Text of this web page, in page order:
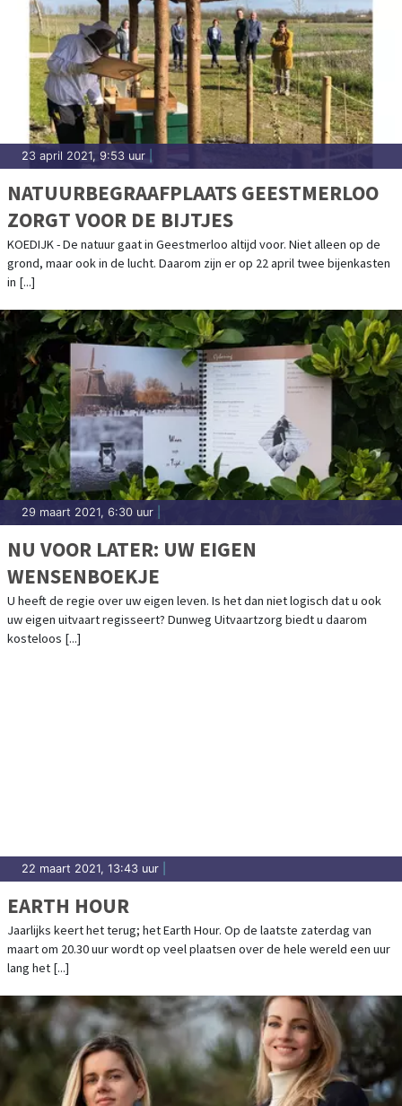
23 april 2021, 9:53 uur
NATUURBEGRAAFPLAATS GEESTMERLOO
ZORGT VOOR DE BIJTJES
KOEDIJK - De natuur gaat in Geestmerloo altijd voor. Niet alleen op de
grond, maar ook in de lucht. Daarom zijn er op 22 april twee bijenkasten
in [...]
29 maart 2021, 6:30 uur
NU VOOR LATER: UW EIGEN
WENSENBOEKJE
U heeft de regie over uw eigen leven. Is het dan niet logisch dat u ook
uw eigen uitvaart regisseert? Dunweg Uitvaartzorg biedt u daarom
kosteloos [...]
22 maart 2021, 13:43 uur
EARTH HOUR
Jaarlijks keert het terug; het Earth Hour. Op de laatste zaterdag van
maart om 20.30 uur wordt op veel plaatsen over de hele wereld een uur
lang het [...]